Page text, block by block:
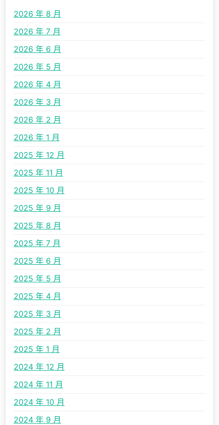
2026 年 8 月
2026 年 7 月
2026 年 6 月
2026 年 5 月
2026 年 4 月
2026 年 3 月
2026 年 2 月
2026 年 1 月
2025 年 12 月
2025 年 11 月
2025 年 10 月
2025 年 9 月
2025 年 8 月
2025 年 7 月
2025 年 6 月
2025 年 5 月
2025 年 4 月
2025 年 3 月
2025 年 2 月
2025 年 1 月
2024 年 12 月
2024 年 11 月
2024 年 10 月
2024 年 9 月